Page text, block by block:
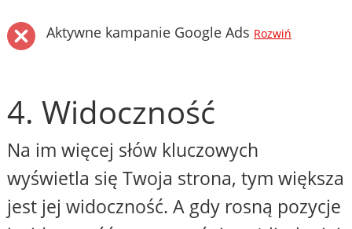
Aktywne kampanie Google Ads Rozwiń
4. Widoczność
Na im więcej słów kluczowych
wyświetla się Twoja strona, tym większa
jest jej widoczność. A gdy rosną pozycje